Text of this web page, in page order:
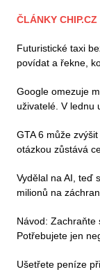
ČLÁNKY CHIP.CZ
Futuristické taxi
povídat a řekne,
Google omezuje
uživatelé. V lednu
GTA 6 může
otázkou zůstává
Vydělal na AI, teď
milionů na
Návod: Zachraňte
Potřebujete jen
Ušetřete peníze